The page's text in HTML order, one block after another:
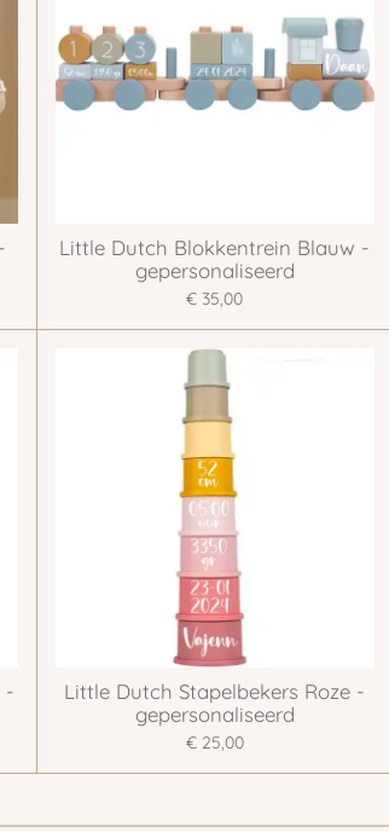
Little Dutch Blokkentrein Blauw -
gepersonaliseerd
€ 35,00
-
Little Dutch Stapelbekers Roze -
gepersonaliseerd
€ 25,00